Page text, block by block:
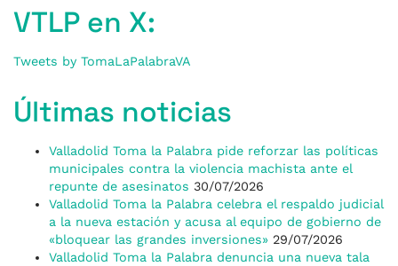
VTLP en X:
Tweets by TomaLaPalabraVA
Últimas noticias
Valladolid Toma la Palabra pide reforzar las políticas
municipales contra la violencia machista ante el
repunte de asesinatos 30/07/2026
Valladolid Toma la Palabra celebra el respaldo judicial
a la nueva estación y acusa al equipo de gobierno de
«bloquear las grandes inversiones» 29/07/2026
Valladolid Toma la Palabra denuncia una nueva tala